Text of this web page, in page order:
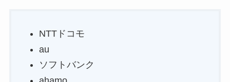
NTTドコモ
au
ソフトバンク